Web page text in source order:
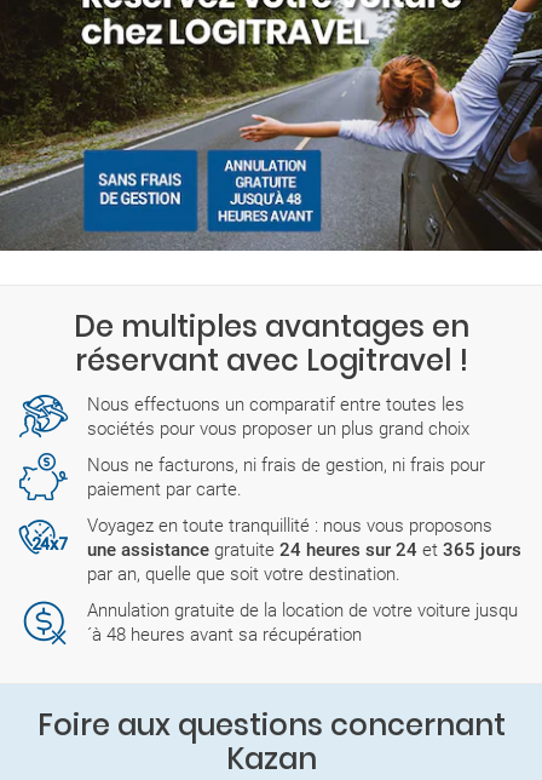
De multiples avantages en
réservant avec Logitravel !
Nous effectuons un comparatif entre toutes les
sociétés pour vous proposer un plus grand choix
Nous ne facturons, ni frais de gestion, ni frais pour
paiement par carte.
Voyagez en toute tranquillité : nous vous proposons
une assistance gratuite 24 heures sur 24 et 365 jours
par an, quelle que soit votre destination.
Annulation gratuite de la location de votre voiture jusqu
´à 48 heures avant sa récupération
Foire aux questions concernant
Kazan